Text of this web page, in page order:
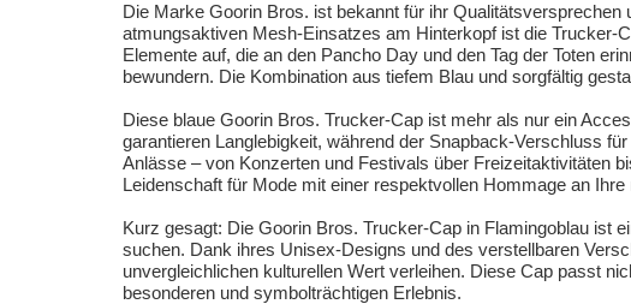
Die Marke Goorin Bros. ist bekannt für ihr
atmungsaktiven Mesh-Einsatzes am Hinterkopf ist die Trucker-
Elemente auf, die an den Pancho Day und den Tag der Toten
bewundern. Die Kombination aus tiefem Blau und sorgfältig
Diese blaue Goorin Bros. Trucker-Cap ist mehr als nur ein
garantieren Langlebigkeit, während der Snapback-Verschluss
Anlässe – von Konzerten und Festivals über Freizeitaktivitäten
Leidenschaft für Mode mit einer respektvollen Hommage an
Kurz gesagt: Die Goorin Bros. Trucker-Cap in Flamingoblau ist
suchen. Dank ihres Unisex-Designs und des verstellbaren
unvergleichlichen kulturellen Wert verleihen. Diese Cap passt
besonderen und symbolträchtigen Erlebnis.